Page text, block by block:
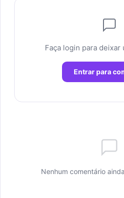
Faça login para deixar
Entrar para
Nenhum comentário